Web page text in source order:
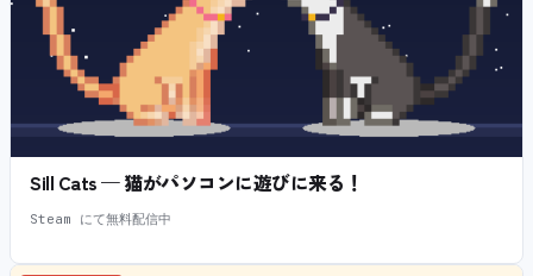
Sill Cats — 猫がパソコンに遊びに来る！
Steam にて無料配信中